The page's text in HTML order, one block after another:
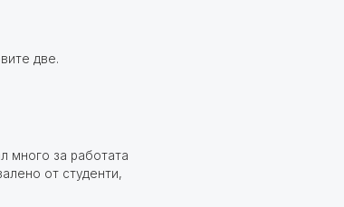
две.
много за работата
от студенти,